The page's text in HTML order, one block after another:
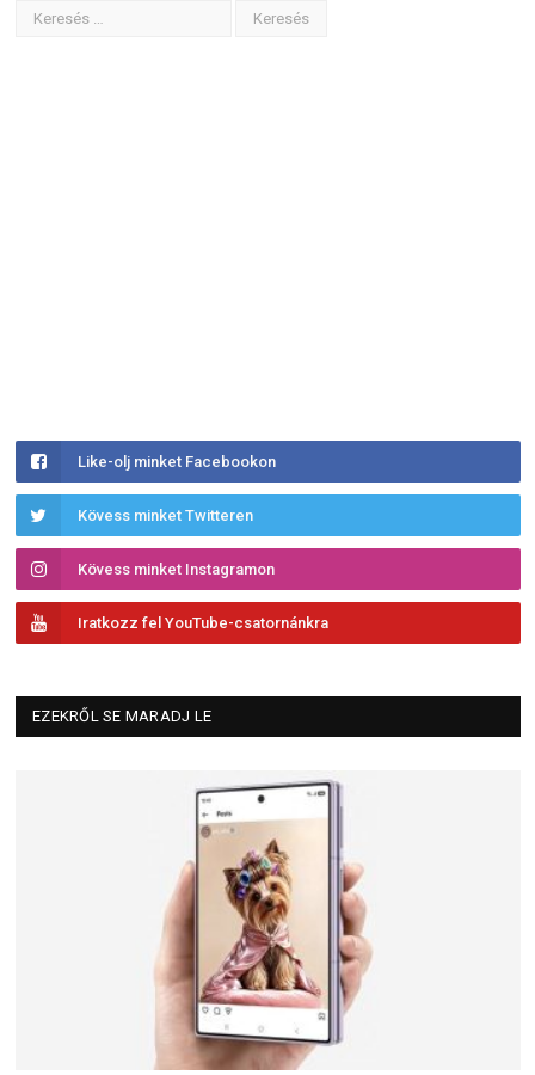
Like-olj minket Facebookon
Kövess minket Twitteren
Kövess minket Instagramon
Iratkozz fel YouTube-csatornánkra
EZEKRŐL SE MARADJ LE